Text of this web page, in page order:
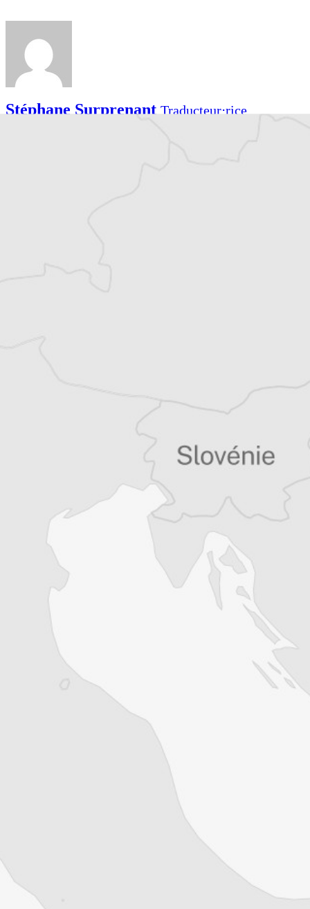
Stéphane Surprenant Traducteur⋅rice